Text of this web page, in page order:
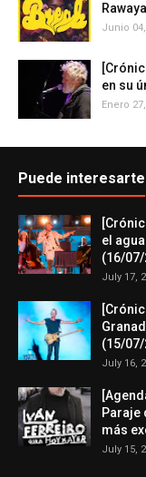
Junio
en su
Enero
Puede interesarte
el
(16/
July 17,
(15/
July 16,
Paraje
más
July 15,